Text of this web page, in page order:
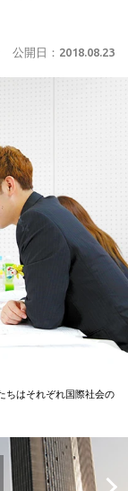
公開日： 2018.08.23
ちはそれぞれ国際社会の